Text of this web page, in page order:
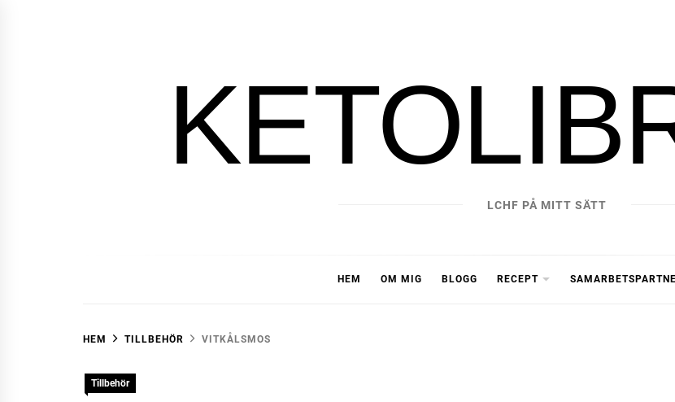
LCHF PÅ MITT SÄTT
HEM OM MIG BLOGG RECEPT
HEM TILLBEHÖR VITKÅLSMOS
Tillbehör